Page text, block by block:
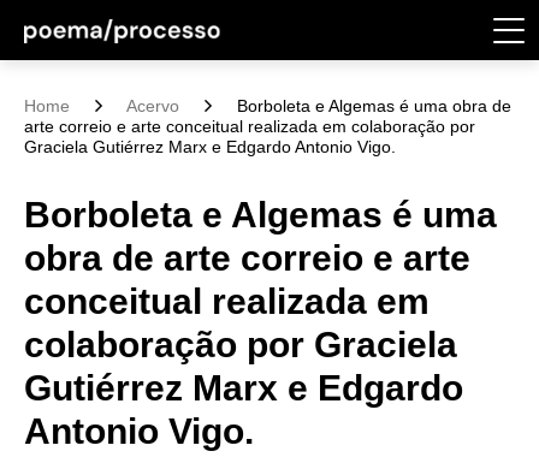
Home Acervo
Borboleta e Algemas é uma obra de
arte correio e arte conceitual realizada em colaboração por
Graciela Gutiérrez Marx e Edgardo Antonio Vigo.
Borboleta e Algemas é uma
obra de arte correio e arte
conceitual realizada em
colaboração por Graciela
Gutiérrez Marx e Edgardo
Antonio Vigo.